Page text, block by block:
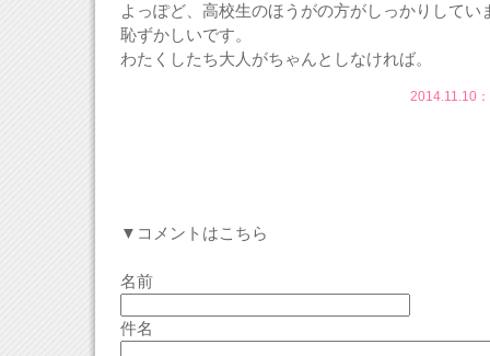
よっぽど、高校生のほうがの方がしっかりしてい
恥ずかしいです。
わたくしたち大人がちゃんとしなければ。
2014.11.10：
▼コメントはこちら
名前
件名